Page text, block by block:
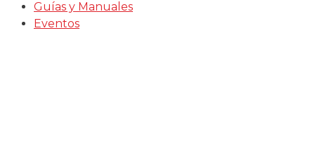
Guías y Manuales
Eventos